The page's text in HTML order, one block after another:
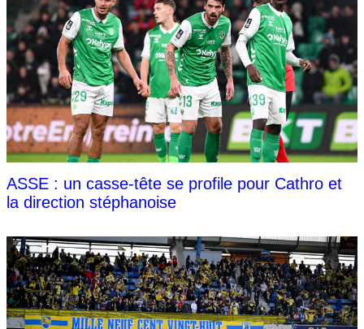
ASSE : un casse-tête se profile pour Cathro et
la direction stéphanoise